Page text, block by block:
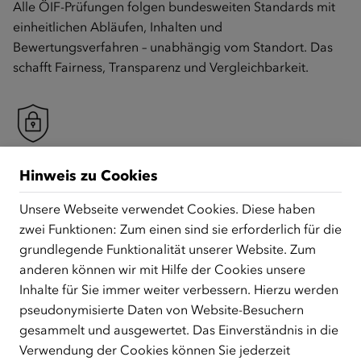
Alle ÖIF-Prüfungen folgen bundesweiten Standards mit
einheitlichen Abläufen, Inhalten und
Bewertungsverfahren – unabhängig vom Standort. Das
schafft Fairness, Transparenz und Vergleichbarkeit.
Digitale Signatur, Identitätskontrolle und lizensierte
Prüfer/innen gewährleisten einen qualitätsgesicherten
Ablauf. Jedes Prüfungszeugnis ist eindeutig
rückverfolgbar und gegen Missbrauch geschützt.
Geprüfte Qualität
Hinweis zu Cookies
Unsere Webseite verwendet Cookies. Diese haben
zwei Funktionen: Zum einen sind sie erforderlich für die
grundlegende Funktionalität unserer Website. Zum
anderen können wir mit Hilfe der Cookies unsere
Inhalte für Sie immer weiter verbessern. Hierzu werden
pseudonymisierte Daten von Website-Besuchern
gesammelt und ausgewertet. Das Einverständnis in die
Verwendung der Cookies können Sie jederzeit